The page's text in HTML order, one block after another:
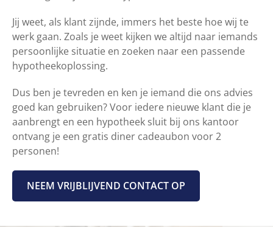
Jij weet, als klant zijnde, immers het beste hoe wij te
werk gaan. Zoals je weet kijken we altijd naar iemands
persoonlijke situatie en zoeken naar een passende
hypotheekoplossing.
Dus ben je tevreden en ken je iemand die ons advies
goed kan gebruiken? Voor iedere nieuwe klant die je
aanbrengt en een hypotheek sluit bij ons kantoor
ontvang je een gratis diner cadeaubon voor 2
personen!
NEEM VRIJBLIJVEND CONTACT OP